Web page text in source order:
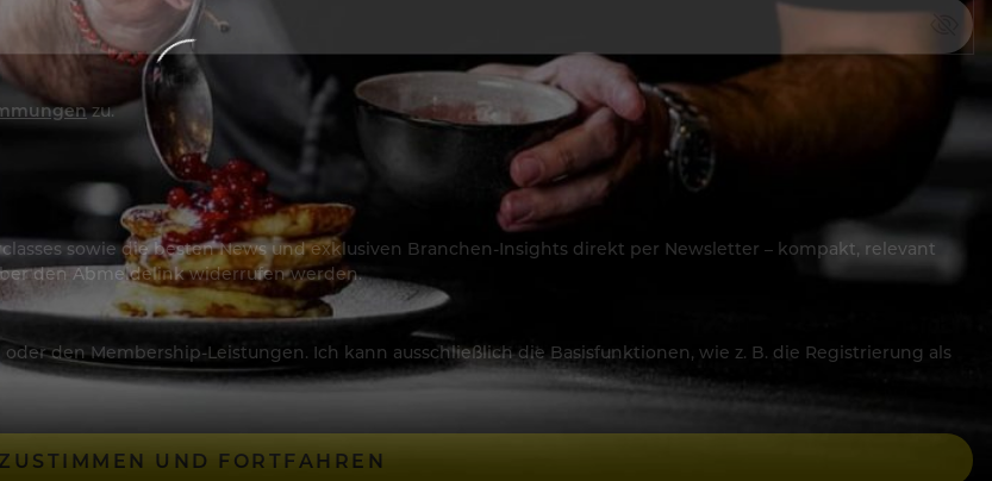
zu.
sowie die besten News und exklusiven Branchen-Insights direkt per Newsletter – kompakt, relevant
den Abmeldelink widerrufen werden.
den Membership-Leistungen. Ich kann ausschließlich die Basisfunktionen, wie z. B. die Registrierung als
ZUSTIMMEN UND FORTFAHREN